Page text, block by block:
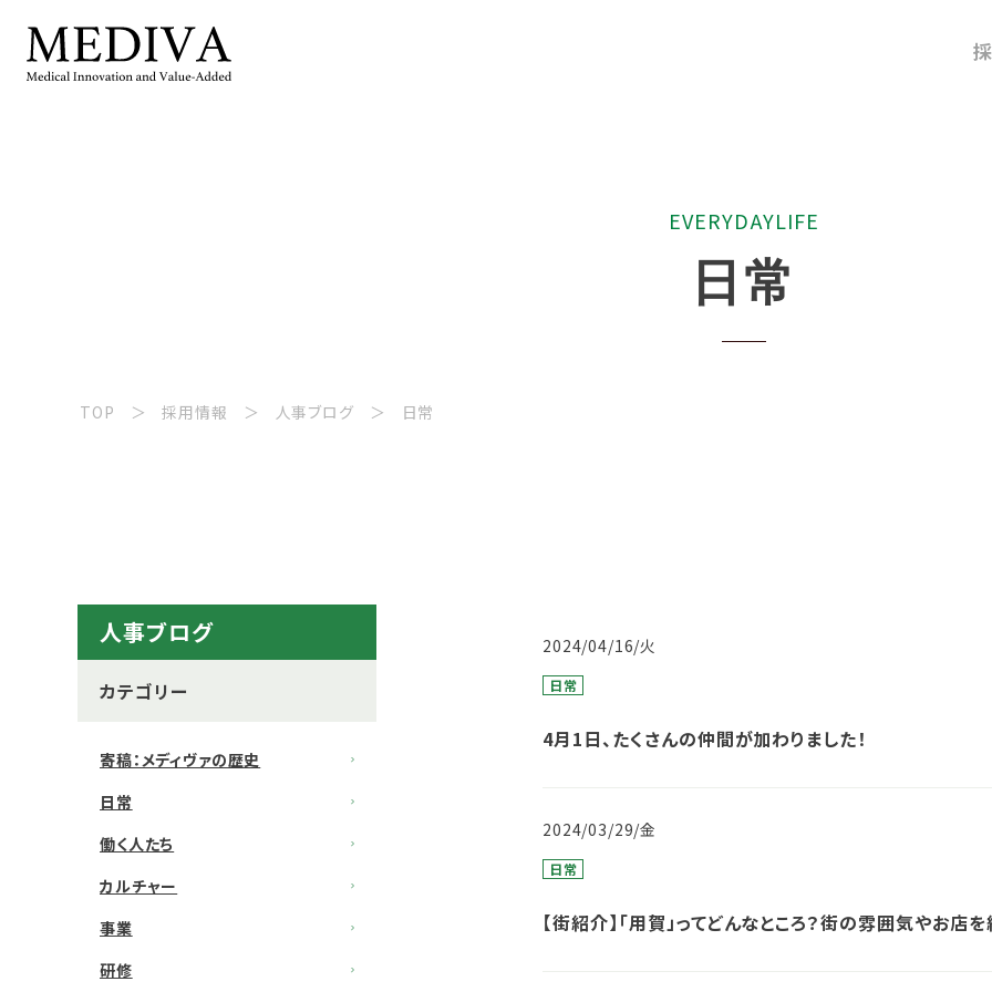
EVERYDAYLIFE
日 常
TOP 採用情報 人事ブログ 日常
人事ブログ
カテゴリー
寄稿：メディヴァの歴史
日常
働く人たち
カルチャー
事業
研修
2024/04/16/火
日常
4月1日、たくさんの仲間が加わりました！
2024/03/29/金
日常
【街紹介】「用賀」ってどんなところ？街の雰囲気やお店を